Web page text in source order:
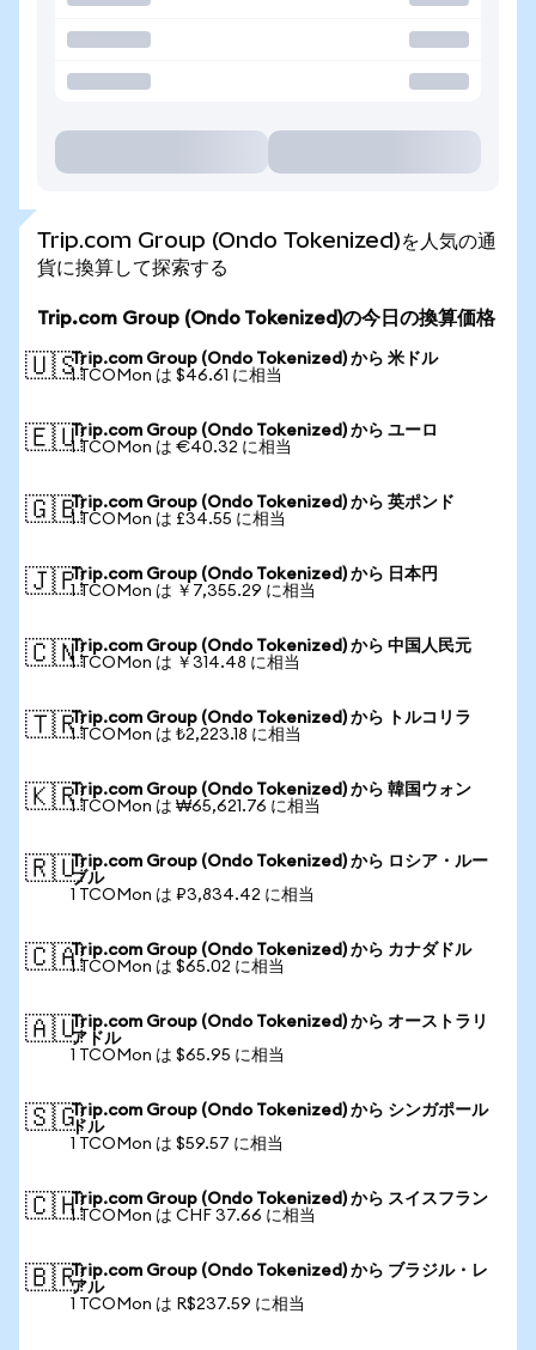
Trip.com Group (Ondo Tokenized)を人気の通
貨に換算して探索する
Trip.com Group (Ondo Tokenized)の今日の換算価格
🇺🇸Trip.com Group (Ondo Tokenized) から 米ドル
1 TCOMon は $46.61 に相当
🇪🇺Trip.com Group (Ondo Tokenized) から ユーロ
1 TCOMon は €40.32 に相当
🇬🇧Trip.com Group (Ondo Tokenized) から 英ポンド
1 TCOMon は £34.55 に相当
🇯🇵Trip.com Group (Ondo Tokenized) から 日本円
1 TCOMon は ￥7,355.29 に相当
🇨🇳Trip.com Group (Ondo Tokenized) から 中国人民元
1 TCOMon は ￥314.48 に相当
🇹🇷Trip.com Group (Ondo Tokenized) から トルコリラ
1 TCOMon は ₺2,223.18 に相当
🇰🇷Trip.com Group (Ondo Tokenized) から 韓国ウォン
1 TCOMon は ₩65,621.76 に相当
🇷🇺Trip.com Group (Ondo Tokenized) から ロシア・ルー
ブル
1 TCOMon は ₽3,834.42 に相当
🇨🇦Trip.com Group (Ondo Tokenized) から カナダドル
1 TCOMon は $65.02 に相当
🇦🇺Trip.com Group (Ondo Tokenized) から オーストラリ
アドル
1 TCOMon は $65.95 に相当
🇸🇬Trip.com Group (Ondo Tokenized) から シンガポール
ドル
1 TCOMon は $59.57 に相当
🇨🇭Trip.com Group (Ondo Tokenized) から スイスフラン
1 TCOMon は CHF 37.66 に相当
🇧🇷Trip.com Group (Ondo Tokenized) から ブラジル・レ
アル
1 TCOMon は R$237.59 に相当